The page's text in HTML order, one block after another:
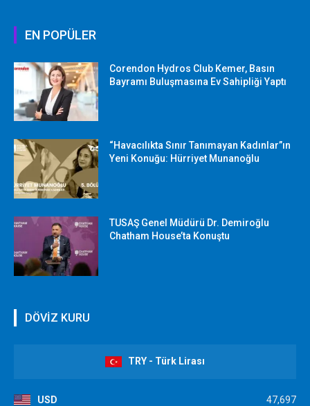
EN POPÜLER
Corendon Hydros Club Kemer, Basın
Bayramı Buluşmasına Ev Sahipliği Yaptı
“Havacılıkta Sınır Tanımayan Kadınlar”ın
Yeni Konuğu: Hürriyet Munanoğlu
TUSAŞ Genel Müdürü Dr. Demiroğlu
Chatham House’ta Konuştu
DÖVİZ KURU
TRY - Türk Lirası
USD 47,697